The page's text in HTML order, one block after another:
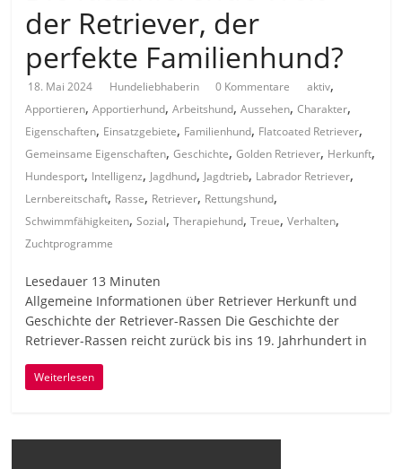
der Retriever, der
perfekte Familienhund?
18. Mai 2024 Hundeliebhaberin 0 Kommentare aktiv,
Apportieren,Apportierhund,Arbeitshund,Aussehen,Charakter,
Eigenschaften, Einsatzgebiete, Familienhund, Flatcoated Retriever,
Gemeinsame Eigenschaften,Geschichte,Golden Retriever, Herkunft,
Hundesport, Intelligenz, Jagdhund, Jagdtrieb, Labrador Retriever,
Lernbereitschaft, Rasse, Retriever, Rettungshund,
Schwimmfähigkeiten,Sozial,Therapiehund,Treue,Verhalten,
Zuchtprogramme
Lesedauer 13 Minuten
Allgemeine Informationen über Retriever Herkunft und
Geschichte der Retriever-Rassen Die Geschichte der
Retriever-Rassen reicht zurück bis ins 19. Jahrhundert in
Weiterlesen